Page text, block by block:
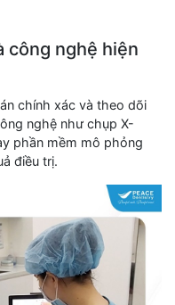
công nghệ hiện
chính xác và theo dõi
nghệ như chụp X-
phần mềm mô phỏng
điều trị.